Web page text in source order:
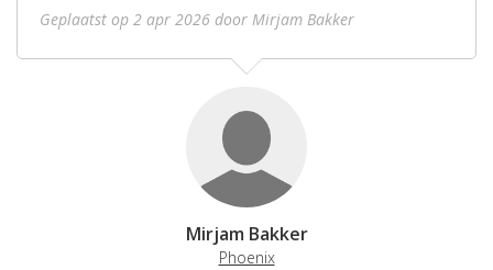
Geplaatst op 2 apr 2026 door Mirjam Bakker
Mirjam Bakker
Phoenix